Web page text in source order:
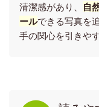
清潔感があり、 自
ールできる写真を
手の関心を引きや